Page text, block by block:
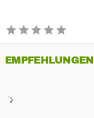
EMPFEHLUNGEN